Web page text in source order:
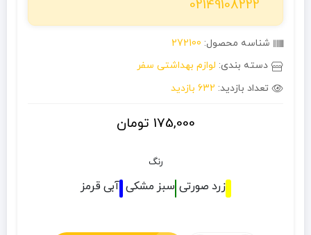
02149108222
شناسه محصول: 272100
دسته بندی: لوازم بهداشتی سفر
تعداد بازدید: 632 بازدید
175,000 تومان
رنگ
زرد صورتی سبز مشکی آبی قرمز